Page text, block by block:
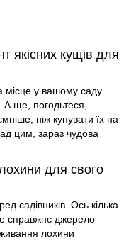
якісних кущів для
місце у вашому саду.
ще, погодьтеся,
ніж купувати їх на
цим, зараз чудова
для свого
садівників. Ось кілька
е справжнє джерело
лохини